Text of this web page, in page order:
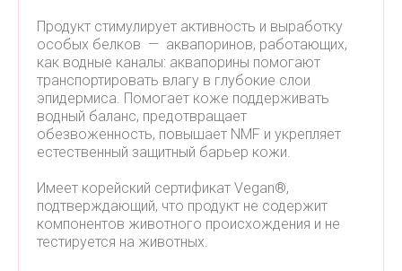
Продукт стимулирует активность и выработку
особых белков — аквапоринов, работающих,
как водные каналы: аквапорины помогают
транспортировать влагу в глубокие слои
эпидермиса. Помогает коже поддерживать
водный баланс, предотвращает
обезвоженность, повышает NMF и укрепляет
естественный защитный барьер кожи.
Имеет корейский сертификат Vegan®,
подтверждающий, что продукт не содержит
компонентов животного происхождения и не
тестируется на животных.